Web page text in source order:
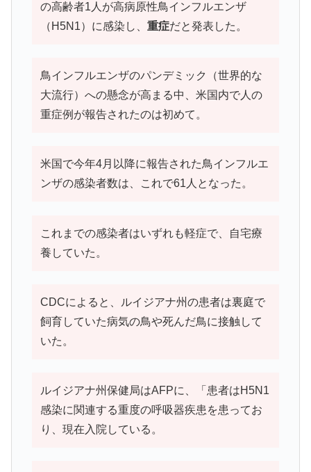
の高齢者1人が高病原性鳥インフルエンザ
（H5N1）に感染し、 重症だと発表した。
鳥インフルエンザのパンデミック（世界的な
大流行）への懸念が高まる中、米国内で人の
重症例が報告されたのは初めて。
米国で今年4月以降に報告された鳥インフルエ
ンザの感染者数は、これで61人となった。
これまでの感染者はいずれも軽症で、自宅療
養していた。
CDCによると、ルイジアナ州の患者は裏庭で
飼育していた病気の鳥や死んだ鳥に接触して
いた。
ルイジアナ州保健局はAFPに、「患者はH5N1
感染に関連する重度の呼吸器疾患を患ってお
り、現在入院している。